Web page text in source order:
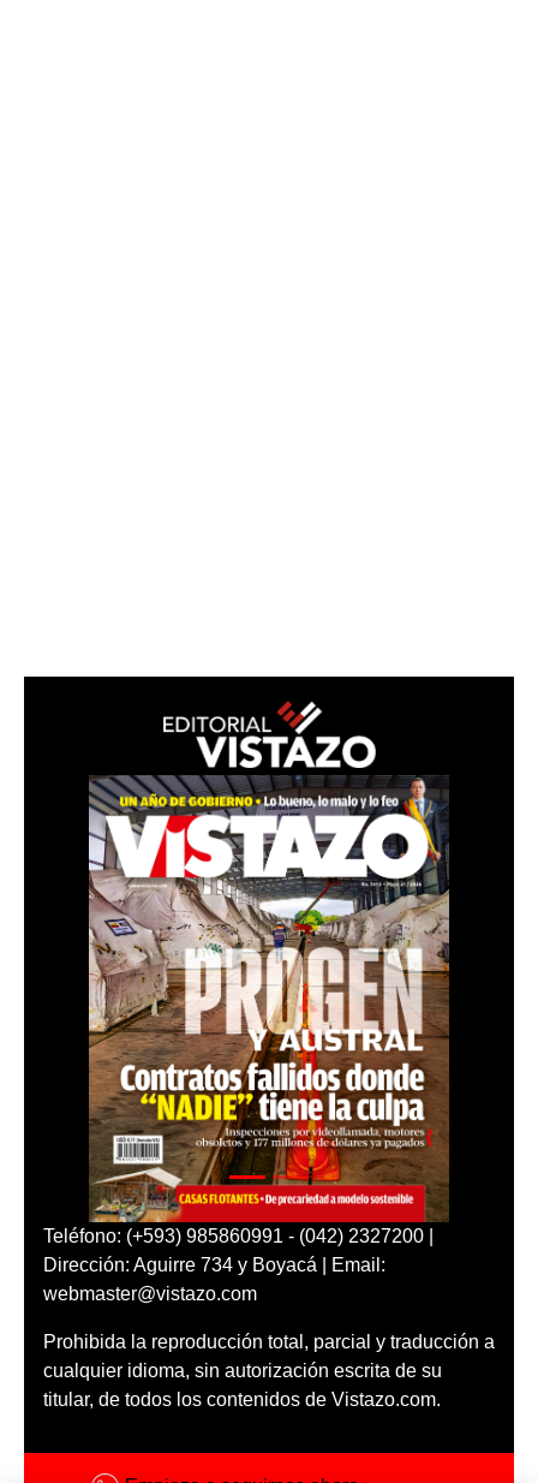
Teléfono: (+593) 985860991 - (042) 2327200 |
Dirección: Aguirre 734 y Boyacá | Email:
webmaster@vistazo.com
Prohibida la reproducción total, parcial y traducción a
cualquier idioma, sin autorización escrita de su
titular, de todos los contenidos de Vistazo.com.